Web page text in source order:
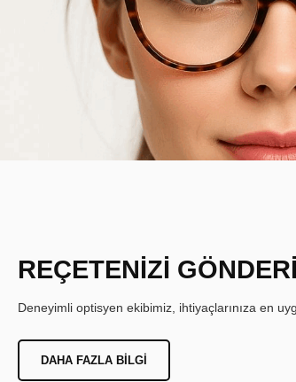
REÇETENİZİ
Deneyimli optisyen ekibimiz, ihtiyaçlarınıza en
DAHA FAZLA BILGI